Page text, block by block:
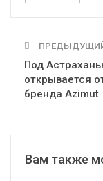
Под
открывается
бренда Azimut
Вам также